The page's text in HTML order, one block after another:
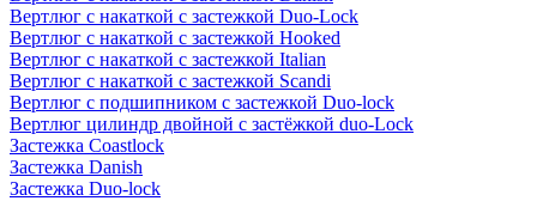
Вертлюг с накаткой с застежкой Duo-Lock
Вертлюг с накаткой с застежкой Hooked
Вертлюг с накаткой с застежкой Italian
Вертлюг с накаткой с застежкой Scandi
Вертлюг с подшипником с застежкой Duo-lock
Вертлюг цилиндр двойной с застёжкой duo-Lock
Застежка Coastlock
Застежка Danish
Застежка Duo-lock